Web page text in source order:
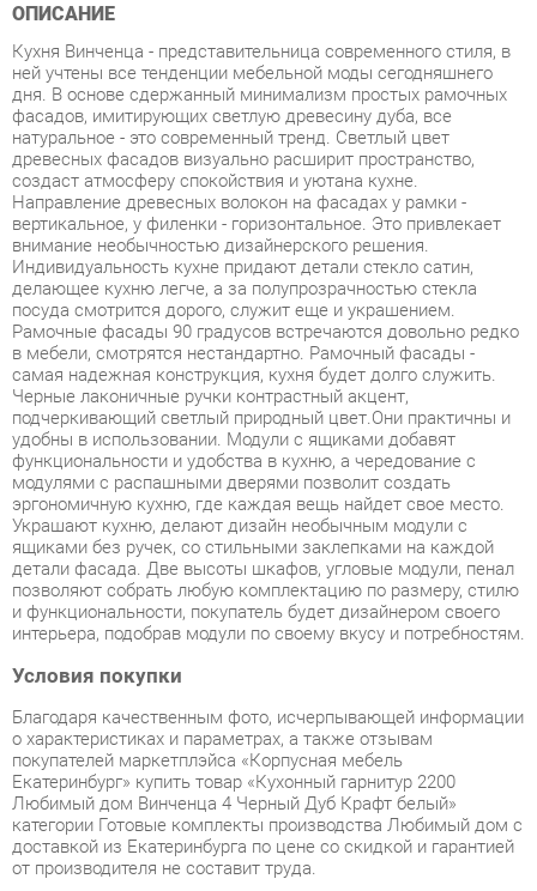
дня. В основе сдержанный минимализм простых рамочных
натуральное - это современный тренд. Светлый цвет
древесных фасадов визуально расширит пространство,
создаст атмосферу спокойствия и уютана кухне.
Направление древесных волокон на фасадах у рамки -
вертикальное, у филенки - горизонтальное. Это привлекает
внимание необычностью дизайнерского решения.
Индивидуальность кухне придают детали стекло сатин,
делающее кухню легче, а за полупрозрачностью стекла
посуда смотрится дорого, служит еще и украшением.
Рамочные фасады 90 градусов встречаются довольно редко
в мебели, смотрятся нестандартно. Рамочный фасады -
самая надежная конструкция, кухня будет долго служить.
Черные лаконичные ручки контрастный акцент,
подчеркивающий светлый природный цвет.Они практичны и
удобны в использовании. Модули с ящиками добавят
функциональности и удобства в кухню, а чередование с
модулями с распашными дверями позволит создать
эргономичную кухню, где каждая вещь найдет свое место.
Украшают кухню, делают дизайн необычным модули с
ящиками без ручек, со стильными заклепками на каждой
детали фасада. Две высоты шкафов, угловые модули, пенал
позволяют собрать любую комплектацию по размеру, стилю
и функциональности, покупатель будет дизайнером своего
интерьера, подобрав модули по своему вкусу и потребностям.
Условия покупки
Благодаря качественным фото, исчерпывающей информации
о характеристиках и параметрах, а также отзывам
Екатеринбург» купить товар «Кухонный гарнитур 2200
категории Готовые комплекты производства Любимый дом с
доставкой из Екатеринбурга по цене со скидкой и гарантией
от производителя не составит труда.
Мы отправляем заказы в доставку ежедневно. Товары из
ассортимента в наличии на складе в Екатеринбурге вы
получите не позднее48-ми часовс момента оформления
заказа. Дополнительно вы можете заказать подъём на этаж
и сборку мебельных изделий.